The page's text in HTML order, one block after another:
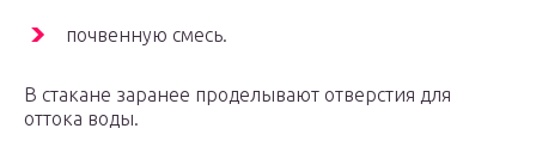
почвенную смесь.
В стакане заранее проделывают отверстия для
оттока воды.